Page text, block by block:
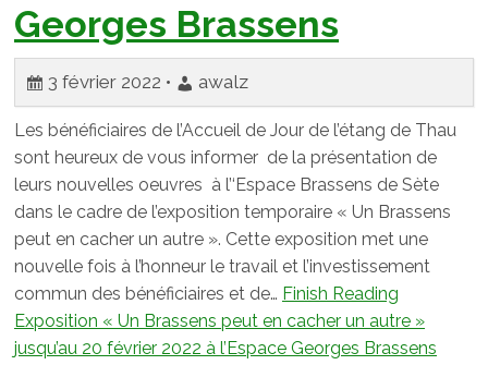
Georges Brassens
3 février 2022 • awalz
Les bénéficiaires de l’Accueil de Jour de l’étang de Thau
sont heureux de vous informer de la présentation de
leurs nouvelles oeuvres à l’‘Espace Brassens de Sète
dans le cadre de l’exposition temporaire « Un Brassens
peut en cacher un autre ». Cette exposition met une
nouvelle fois à l’honneur le travail et l’investissement
commun des bénéficiaires et de… Finish Reading
Exposition « Un Brassens peut en cacher un autre »
jusqu’au 20 février 2022 à l’Espace Georges Brassens